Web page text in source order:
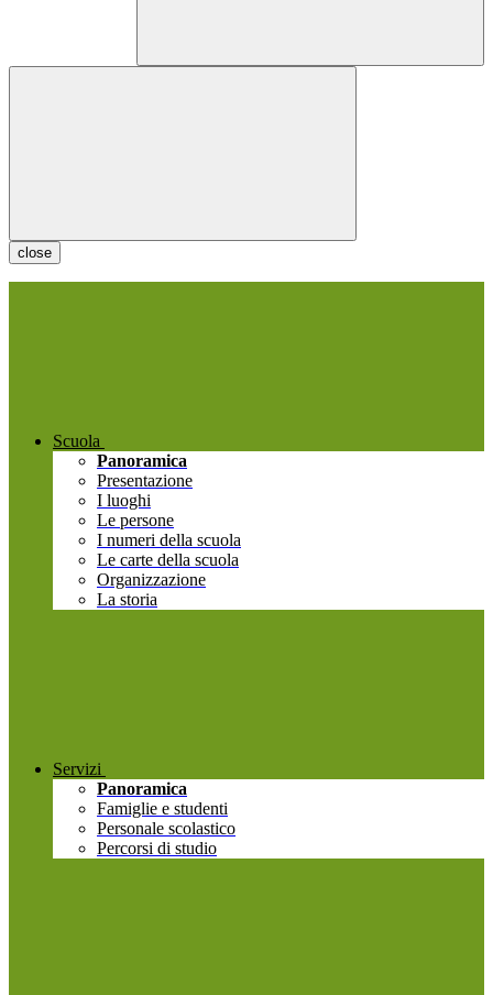
close
Scuola
Panoramica
Presentazione
I luoghi
Le persone
I numeri della scuola
Le carte della scuola
Organizzazione
La storia
Servizi
Panoramica
Famiglie e studenti
Personale scolastico
Percorsi di studio